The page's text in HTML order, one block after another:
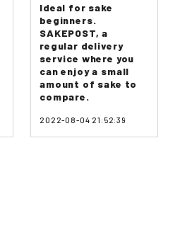
Ideal for sake
beginners.
SAKEPOST, a
regular delivery
service where you
can enjoy a small
amount of sake to
compare.
2022-08-04 21:52:39